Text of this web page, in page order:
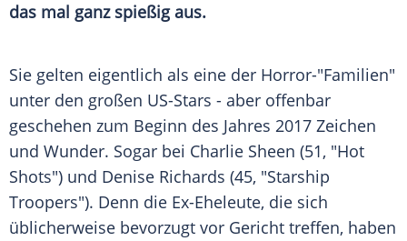
das mal ganz spießig aus.
Sie gelten eigentlich als eine der Horror-"Familien"
unter den großen US-Stars - aber offenbar
geschehen zum Beginn des Jahres 2017 Zeichen
und Wunder. Sogar bei Charlie Sheen (51, "Hot
Shots") und Denise Richards (45, "Starship
Troopers"). Denn die Ex-Eheleute, die sich
üblicherweise bevorzugt vor Gericht treffen, haben